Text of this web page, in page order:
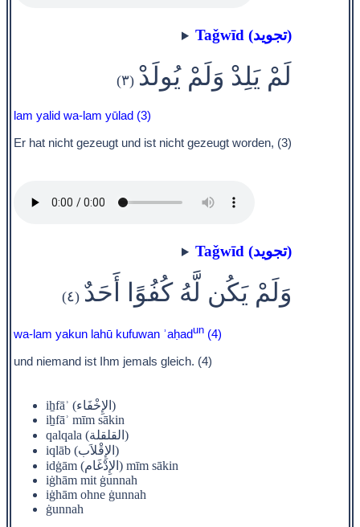
Taǧwīd (تجويد)
لَمْ يَلِدْ وَلَمْ يُولَدْ (٣)
lam yalid wa-lam yūlad (3)
Er hat nicht gezeugt und ist nicht gezeugt worden, (3)
Taǧwīd (تجويد)
وَلَمْ يَكُن لَّهُ كُفُوًا أَحَدٌ (٤)
wa-lam yakun lahū kufuwan ʾaḥadun (4)
und niemand ist Ihm jemals gleich. (4)
iẖfāʾ (الإِخْفَاء)
iẖfāʾ mīm sākin
qalqala (القلقلة)
iqlāb (الإِقْلاَب)
idġām (الإِدْغَام) mīm sākin
iġhām mit ġunnah
iġhām ohne ġunnah
ġunnah